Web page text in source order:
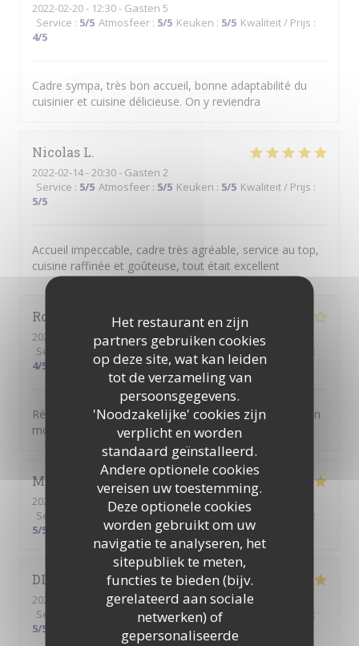
Het restaurant en zijn
partners gebruiken cookies
op deze site, wat kan leiden
tot de verzameling van
persoonsgegevens.
'Noodzakelijke' cookies zijn
verplicht en worden
standaard geïnstalleerd.
Andere optionele cookies
vereisen uw toestemming.
Deze optionele cookies
worden gebruikt om uw
navigatie te analyseren, het
sitepubliek te meten,
functies te bieden (bijv.
gerelateerd aan sociale
netwerken) of
gepersonaliseerde
2022-02-20- 12:30 - Gasten 5
Service : 5/5 Atmosfeer : 5/5 Keuken : 5/5 Kwaliteit / Prijs :
4/5
Cadre sympa, très bon accueil, bonne adaptabilité du
cuisinier et cuisine délicieuse. On y reviendra
Nicolas L
2022-02-14- 20:30 - Gasten 2
Service : 5/5 Atmosfeer : 5/5 Keuken : 5/5 Kwaliteit / Prijs :
5/5
Accueil impeccable, cadre très agréable, service au top,
cuisine raffinée et goûteuse, tout était excellent
Romain
2022-02-13
- 19:30 - Gasten 2
Service
/5 Atmosfeer :4 Keuken /5 Kwaliteit / Prijs
:
4/5
Réservation pour menu st valentin , bonne cuisine , bon
moment et surtout excellent accueil !
Marion
2022-01-24
- 12:30 - Gasten 5
Service
Atmosfeer: 5/5 Keuken: 5/5 Kwaliteit / Prijs
:
5/5
DIDIER
2022-01-07
- 19:15 - Gasten 2
Service
Atmosfeer:4/5 Keuken:5
:
5/5